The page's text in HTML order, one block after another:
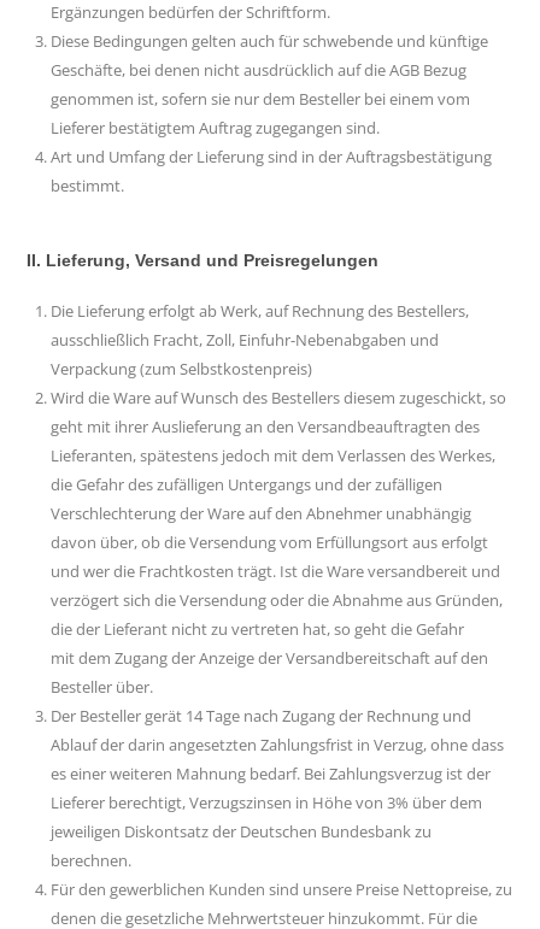
Ergänzungen bedürfen der Schriftform.
Diese Bedingungen gelten auch für schwebende und künftige
Geschäfte, bei denen nicht ausdrücklich auf die AGB Bezug
genommen ist, sofern sie nur dem Besteller bei einem vom
Lieferer bestätigtem Auftrag zugegangen sind.
Art und Umfang der Lieferung sind in der Auftragsbestätigung
bestimmt.
II. Lieferung, Versand und Preisregelungen
Die Lieferung erfolgt ab Werk, auf Rechnung des Bestellers,
ausschließlich Fracht, Zoll, Einfuhr-Nebenabgaben und
Verpackung (zum Selbstkostenpreis)
Wird die Ware auf Wunsch des Bestellers diesem zugeschickt, so
geht mit ihrer Auslieferung an den Versandbeauftragten des
Lieferanten, spätestens jedoch mit dem Verlassen des Werkes,
die Gefahr des zufälligen Untergangs und der zufälligen
Verschlechterung der Ware auf den Abnehmer unabhängig
davon über, ob die Versendung vom Erfüllungsort aus erfolgt
und wer die Frachtkosten trägt. Ist die Ware versandbereit und
verzögert sich die Versendung oder die Abnahme aus Gründen,
die der Lieferant nicht zu vertreten hat, so geht die Gefahr
mit dem Zugang der Anzeige der Versandbereitschaft auf den
Besteller über.
Der Besteller gerät 14 Tage nach Zugang der Rechnung und
Ablauf der darin angesetzten Zahlungsfrist in Verzug, ohne dass
es einer weiteren Mahnung bedarf. Bei Zahlungsverzug ist der
Lieferer berechtigt, Verzugszinsen in Höhe von 3% über dem
jeweiligen Diskontsatz der Deutschen Bundesbank zu
berechnen.
Für den gewerblichen Kunden sind unsere Preise Nettopreise, zu
denen die gesetzliche Mehrwertsteuer hinzukommt. Für die